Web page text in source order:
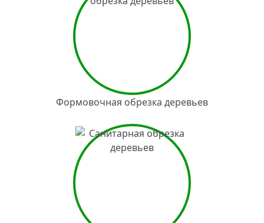
Формовочная обрезка деревьев